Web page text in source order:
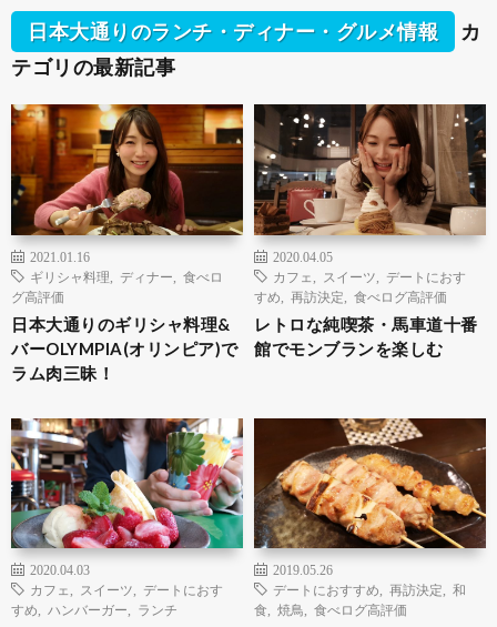
日本大通りのランチ・ディナー・グルメ情報
カ
テゴリの最新記事
2021.01.16
ギリシャ料理
ディナー
食べロ
グ高評価
日本大通りのギリシャ料理&
バーOLYMPIA(オリンピア)で
ラム肉三昧！
2020.04.05
カフェ
スイーツ
デートにおす
すめ
再訪決定 食べログ高評価
レトロな純喫茶・馬車道十番
館でモンブランを楽しむ
2020.04.03
カフェ
スイーツ
デートにおす
すめ
ハンバーガー ランチ
2019.05.26
デートにおすすめ
再訪決定
和
食
焼鳥 食べログ高評価